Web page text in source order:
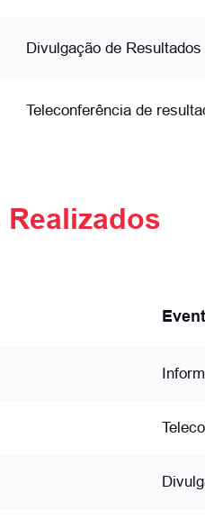
Divulgação de
Teleconferência de
Realizados